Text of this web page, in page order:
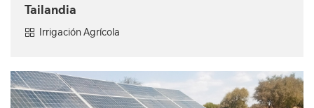
Tailandia
Irrigación Agrícola